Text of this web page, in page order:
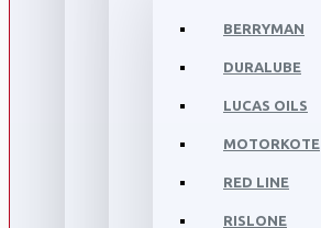
BERRYMAN
DURALUBE
LUCAS OILS
MOTORKOTE
RED LINE
RISLONE